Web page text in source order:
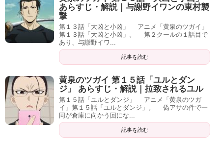
あらすじ・解説｜与謝野イワンの東村襲
撃
第１３話「大凶と小凶」 アニメ「黄泉のツガイ」
第１３話「大凶と小凶」。 第２クールの１話目で
あり、与謝野イワ...
記事を読む
黄泉のツガイ 第１５話「ユルとダン
ジ」 あらすじ・解説｜拉致されるユル
第１５話「ユルとダンジ」 アニメ「黄泉のツガ
イ」第１５話「ユルとダンジ」。 偽アサの件で一
同が倉庫に向かう回にな...
記事を読む